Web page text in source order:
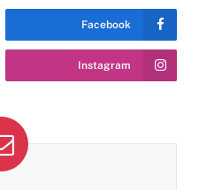
Facebook
Instagram